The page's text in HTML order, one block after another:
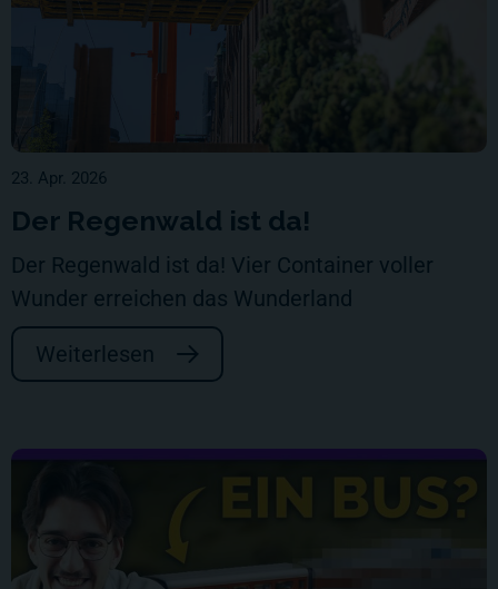
23. Apr. 2026
Der Regenwald ist da!
Der Regenwald ist da! Vier Container voller
Wunder erreichen das Wunderland
Weiterlesen